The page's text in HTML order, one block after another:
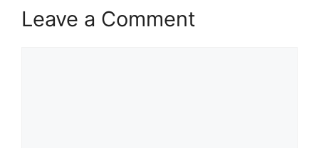
Leave a Comment